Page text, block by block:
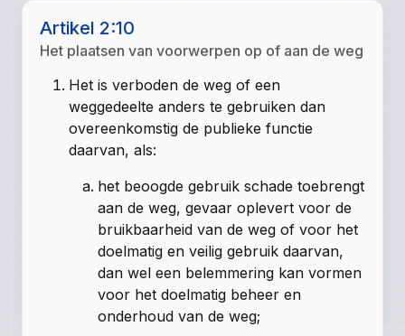
Artikel 2:10
Het plaatsen van voorwerpen op of aan de weg
Het is verboden de weg of een
weggedeelte anders te gebruiken dan
overeenkomstig de publieke functie
daarvan, als:
het beoogde gebruik schade toebrengt
aan de weg, gevaar oplevert voor de
bruikbaarheid van de weg of voor het
doelmatig en veilig gebruik daarvan,
dan wel een belemmering kan vormen
voor het doelmatig beheer en
onderhoud van de weg;